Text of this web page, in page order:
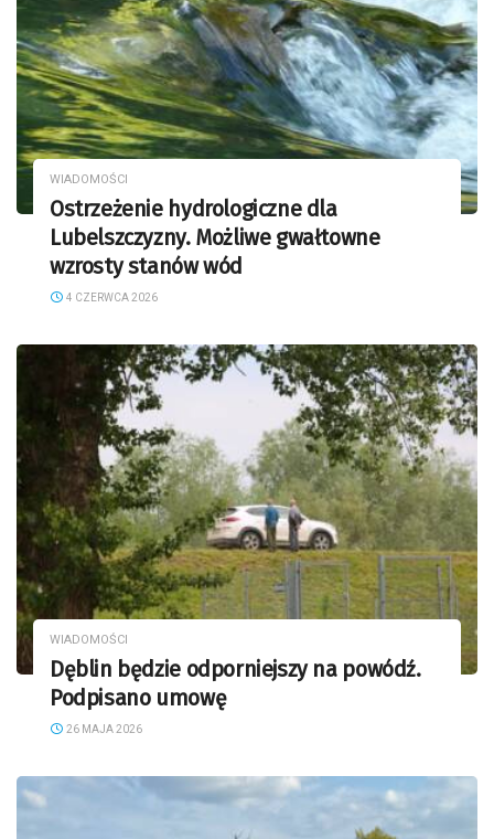
WIADOMOŚCI
Ostrzeżenie hydrologiczne dla
Lubelszczyzny. Możliwe gwałtowne
wzrosty stanów wód
4 CZERWCA 2026
WIADOMOŚCI
Dęblin będzie odporniejszy na powódź.
Podpisano umowę
26 MAJA 2026